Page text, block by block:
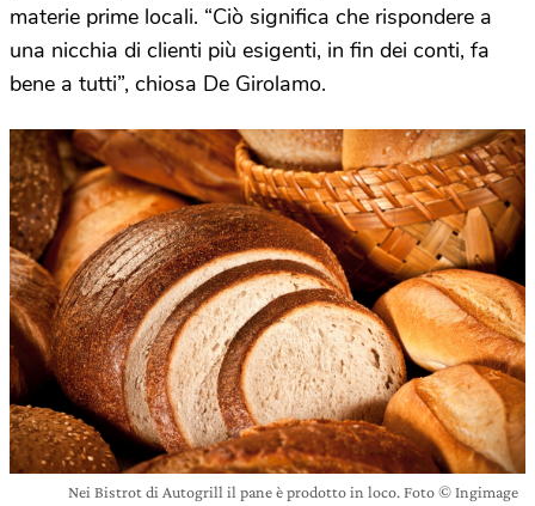
materie prime locali. “Ciò significa che rispondere a
una nicchia di clienti più esigenti, in fin dei conti, fa
bene a tutti”, chiosa De Girolamo.
Nei Bistrot di Autogrill il pane è prodotto in loco. Foto © Ingimage